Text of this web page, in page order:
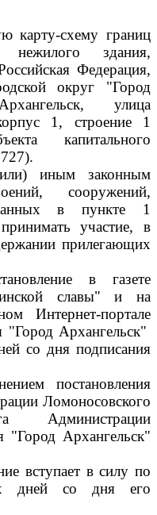
карту-схему границ
нежилого здания,
Федерация,
округ "Город
улица
1, строение 1
капитального
иным законным
сооружений,
в пункте 1
участие, в
прилегающих
в газете
славы" и на
Интернет-портале
"Город Архангельск"
со дня подписания
постановления
Ломоносовского
Администрации
"Город Архангельск"
вступает в силу по
дней со дня его